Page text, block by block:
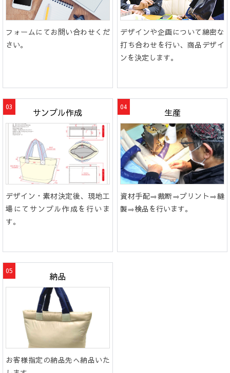
フォームにてお問い合わせくだ
さい。
デザインや企画について綿密な
打ち合わせを行い、商品デザイ
ンを決定します。
サンプル作成
デザイン・素材決定後、現地工
場にてサンプル作成を行いま
す。
生産
資材手配⇒裁断⇒プリント⇒縫
製⇒検品を行います。
納品
お客様指定の納品先へ納品いた